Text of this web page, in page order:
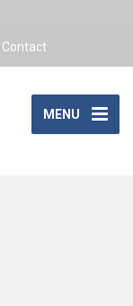
Contact
MENU